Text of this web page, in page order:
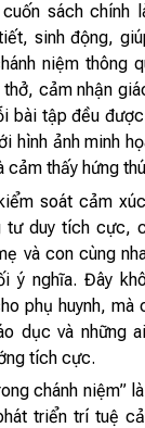
sách chính
sinh động,
niệm thông
cảm nhận
bài tập đều
hình ảnh minh
cảm thấy hứng
soát cảm
tư duy tích cực,
và con cùng
ý nghĩa. Đây
phụ huynh, mà
dục và những
tích cực.
chánh niệm”
triển trí tuệ